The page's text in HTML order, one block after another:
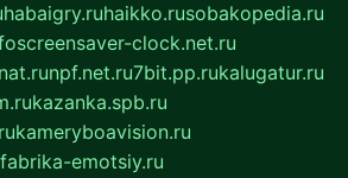
habaigry.ruhaikko.rusobakopedia.ru
screensaver-clock.net.ru
npf.net.ru7bit.pp.rukalugatur.ru
kazanka.spb.ru
kameryboavision.ru
fabrika-emotsiy.ru